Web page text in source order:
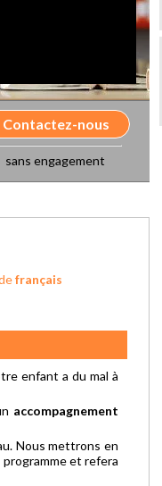
Contactez-nous
sans engagement
français
enfant a du mal à
accompagnement
Nous mettrons en
et refera